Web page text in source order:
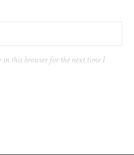
in this browser for the next time I